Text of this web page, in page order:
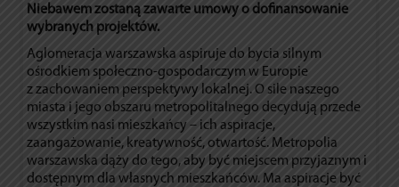
Niebawem zostaną zawarte umowy o dofinansowanie
wybranych projektów.
Aglomeracja warszawska aspiruje do bycia silnym
ośrodkiem społeczno-gospodarczym w Europie
z zachowaniem perspektywy lokalnej. O sile naszego
miasta i jego obszaru metropolitalnego decydują przede
wszystkim nasi mieszkańcy – ich aspiracje,
zaangażowanie, kreatywność, otwartość. Metropolia
warszawska dąży do tego, aby być miejscem przyjaznym i
dostępnym dla własnych mieszkańców. Ma aspiracje być